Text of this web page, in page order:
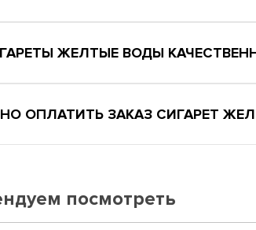
ЖЕЛТЫЕ ВОДЫ
ОПЛАТИТЬ ЗАКАЗ СИГАРЕТ
посмотреть